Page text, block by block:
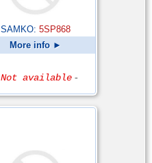
SAMKO: 5SP868
More info ►
Not available -